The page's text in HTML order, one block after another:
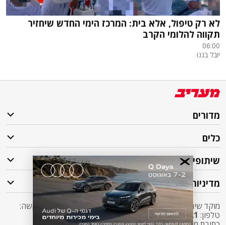
לא רק טיפול, אלא בית: המרכז הימי החדש שיחזיר
תקווה להלומי הקרב
06:00
יובל בגנו
מדורים
כלים
שיתופי פעולה
מדיניות
מוקד שירות לקוחות מעריב אליו ניתן לפנות בכל שאלה או בקשה:
טלפון: 2421* שלוחה 5 מעריב או
03-7619056